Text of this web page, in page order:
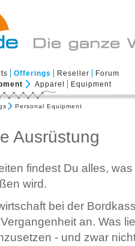
Offerings Reseller
Forum
Apparel Equipment
Personal Equipment
Ausrüstung
findest Du alles,
wird.
bei der
an. Was
- und zwar